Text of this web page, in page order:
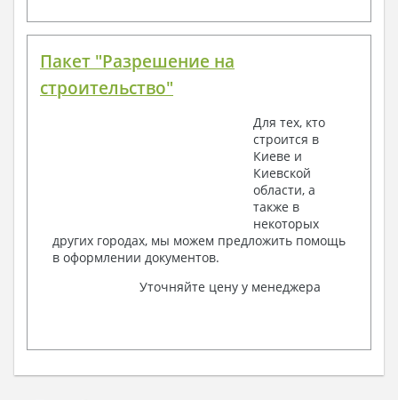
Пакет "Разрешение на
строительство"
Для тех, кто
строится в
Киеве и
Киевской
области, а
также в
некоторых
других городах, мы можем предложить помощь
в оформлении документов.
Уточняйте цену у менеджера